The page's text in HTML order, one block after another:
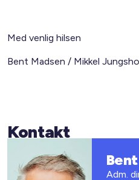
Med venlig hilsen
Bent Madsen / Mikkel
Kontakt
Adm.